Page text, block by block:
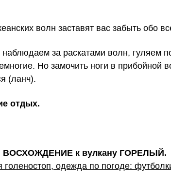
волн заставят вас забыть обо
за раскатами волн, гуляем
Но замочить ноги в
(ланч).
отдых.
ВОСХОЖДЕНИЕ к вулкану ГОРЕЛЫЙ.
одежда по погоде: